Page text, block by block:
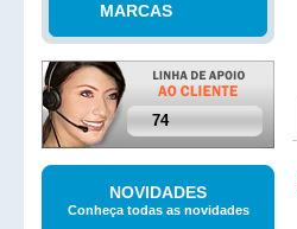
MARCAS
74
NOVIDADES
Conheça todas as novidades